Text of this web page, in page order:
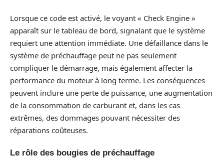
Lorsque ce code est activé, le voyant « Check Engine »
apparaît sur le tableau de bord, signalant que le système
requiert une attention immédiate. Une défaillance dans le
système de préchauffage peut ne pas seulement
compliquer le démarrage, mais également affecter la
performance du moteur à long terme. Les conséquences
peuvent inclure une perte de puissance, une augmentation
de la consommation de carburant et, dans les cas
extrêmes, des dommages pouvant nécessiter des
réparations coûteuses.
Le rôle des bougies de préchauffage